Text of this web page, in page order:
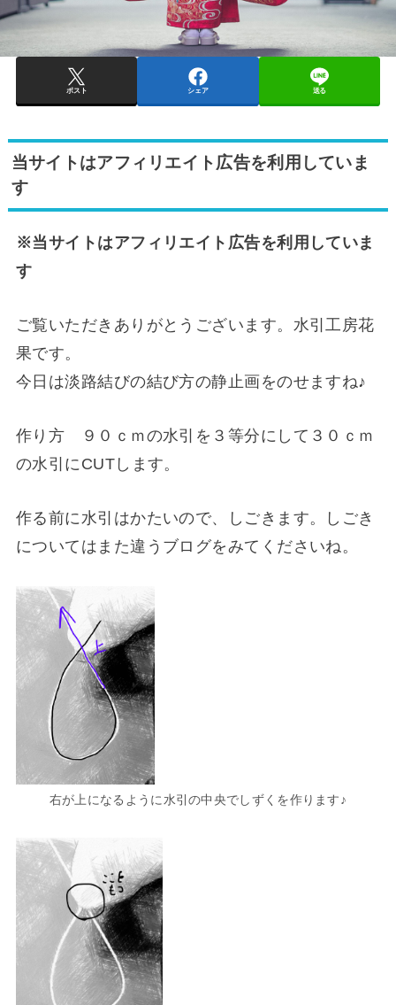
ポスト シェア 送る
当サイトはアフィリエイト広告を利用していま
す
※当サイトはアフィリエイト広告を利用していま
す
ご覧いただきありがとうございます。水引工房花
果です。
今日は淡路結びの結び方の静止画をのせますね♪
作り方 ９０ｃｍの水引を３等分にして３０ｃｍ
の水引にCUTします。
作る前に水引はかたいので、しごきます。しごき
についてはまた違うブログをみてくださいね。
右が上になるように水引の中央でしずくを作ります♪